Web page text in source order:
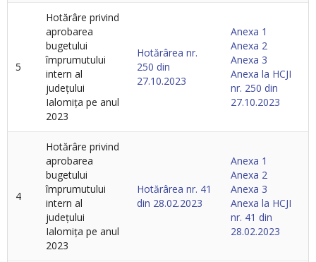
5
Hotărâre privind
aprobarea
bugetului
împrumutului
intern al
județului
Ialomița pe anul
2023
Hotărârea nr.
250 din
27.10.2023
Anexa 1
Anexa 2
Anexa 3
Anexa la HCJI
nr. 250 din
27.10.2023
4
Hotărâre privind
aprobarea
bugetului
împrumutului
intern al
județului
Ialomița pe anul
2023
Hotărârea nr. 41
din 28.02.2023
Anexa 1
Anexa 2
Anexa 3
Anexa la HCJI
nr. 41 din
28.02.2023